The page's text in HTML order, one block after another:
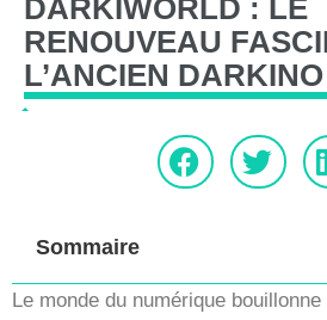
DARKIWORLD : LE
RENOUVEAU
L’ANCIEN DARKINO
Sommaire
Le monde du numérique